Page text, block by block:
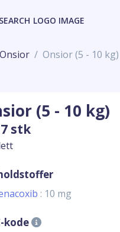
Onsior Onsior (5 - 10 kg)
(5 - 10 kg)
stk
: 10 mg
kode